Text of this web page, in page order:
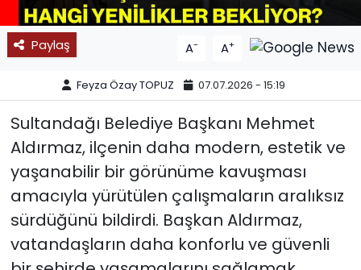
Paylaş A- A+
Feyza Özay TOPUZ 07.07.2026 - 15:19
Sultandağı Belediye Başkanı Mehmet
Aldırmaz, ilçenin daha modern, estetik ve
yaşanabilir bir görünüme kavuşması
amacıyla yürütülen çalışmaların aralıksız
sürdüğünü bildirdi. Başkan Aldırmaz,
vatandaşların daha konforlu ve güvenli